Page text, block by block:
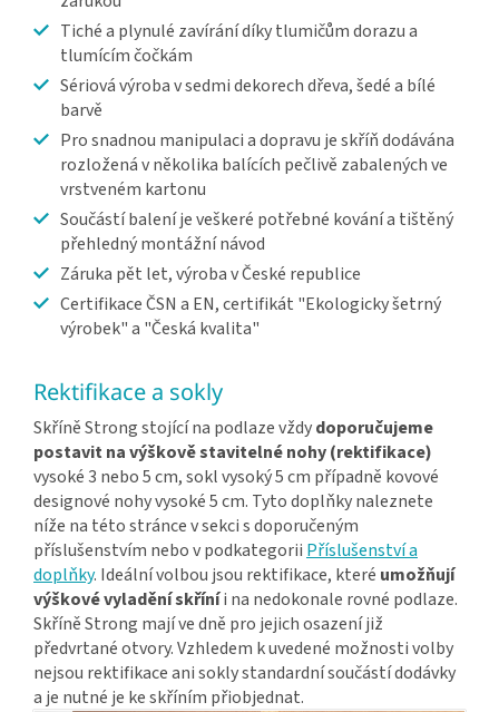
Tiché a plynulé zavírání díky tlumičům dorazu a
tlumícím čočkám
Sériová výroba v sedmi dekorech dřeva, šedé a bílé
barvě
Pro snadnou manipulaci a dopravu je skříň dodávána
rozložená v několika balících pečlivě zabalených ve
vrstveném kartonu
Součástí balení je veškeré potřebné kování a tištěný
přehledný montážní návod
Záruka pět let, výroba v České republice
Certifikace ČSN a EN, certifikát "Ekologicky šetrný
výrobek" a "Česká kvalita"
Rektifikace a sokly
Skříně Strong stojící na podlaze vždydoporučujeme
postavit na výškově stavitelné nohy (rektifikace)
vysoké 3 nebo 5 cm, sokl vysoký 5 cm případně kovové
designové nohy vysoké 5 cm. Tyto doplňky naleznete
níže na této stránce v sekci s doporučeným
příslušenstvím nebo v podkategoriiPříslušenství a
doplňky. Ideální volbou jsou rektifikace, které umožňují
výškové vyladění skříníi na nedokonale rovné podlaze.
Skříně Strong mají ve dně pro jejich osazení již
předvrtané otvory. Vzhledem k uvedené možnosti volby
nejsou rektifikace ani sokly standardní součástí dodávky
a je nutné je ke skříním přiobjednat.